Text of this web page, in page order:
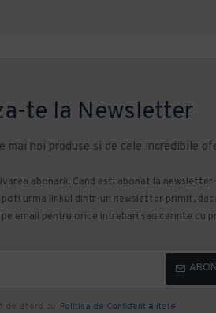
te la Newsletter
mai noi produse si de cele incredibile
abonarii. Cand esti abonat la
urma linkul dintr-un newsletter primit,
email pentru orice intrebari sau cerinte cu
de acord cu Politica de Confidentialitate